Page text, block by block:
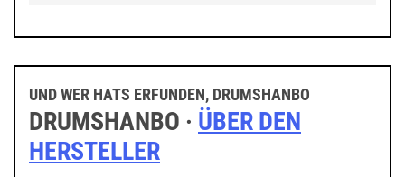
UND WER HATS ERFUNDEN, DRUMSHANBO
DRUMSHANBO · ÜBER DEN
HERSTELLER